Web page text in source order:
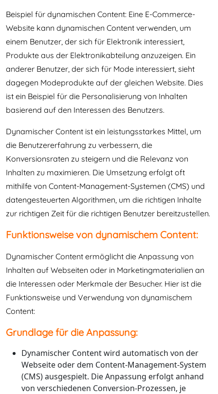
Beispiel für dynamischen Content: Eine E-Commerce-
Website kann dynamischen Content verwenden, um
einem Benutzer, der sich für Elektronik interessiert,
Produkte aus der Elektronikabteilung anzuzeigen. Ein
anderer Benutzer, der sich für Mode interessiert, sieht
dagegen Modeprodukte auf der gleichen Website. Dies
ist ein Beispiel für die Personalisierung von Inhalten
basierend auf den Interessen des Benutzers.
Dynamischer Content ist ein leistungsstarkes Mittel, um
die Benutzererfahrung zu verbessern, die
Konversionsraten zu steigern und die Relevanz von
Inhalten zu maximieren. Die Umsetzung erfolgt oft
mithilfe von Content-Management-Systemen (CMS) und
datengesteuerten Algorithmen, um die richtigen Inhalte
zur richtigen Zeit für die richtigen Benutzer bereitzustellen.
Funktionsweise von dynamischem Content:
Dynamischer Content ermöglicht die Anpassung von
Inhalten auf Webseiten oder in Marketingmaterialien an
die Interessen oder Merkmale der Besucher. Hier ist die
Funktionsweise und Verwendung von dynamischem
Content:
Grundlage für die Anpassung:
Dynamischer Content wird automatisch von der
Webseite oder dem Content-Management-System
(CMS) ausgespielt. Die Anpassung erfolgt anhand
von verschiedenen Conversion-Prozessen, je